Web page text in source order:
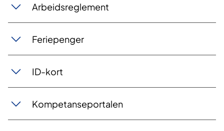
Arb​​eidsregl​​​ement
Ferie​​​​penger
ID-k​​o​​rt
Komp​​​etansepor​​talen